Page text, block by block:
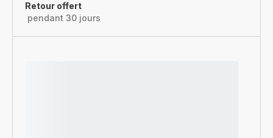
Retour offert
pendant 30 jours